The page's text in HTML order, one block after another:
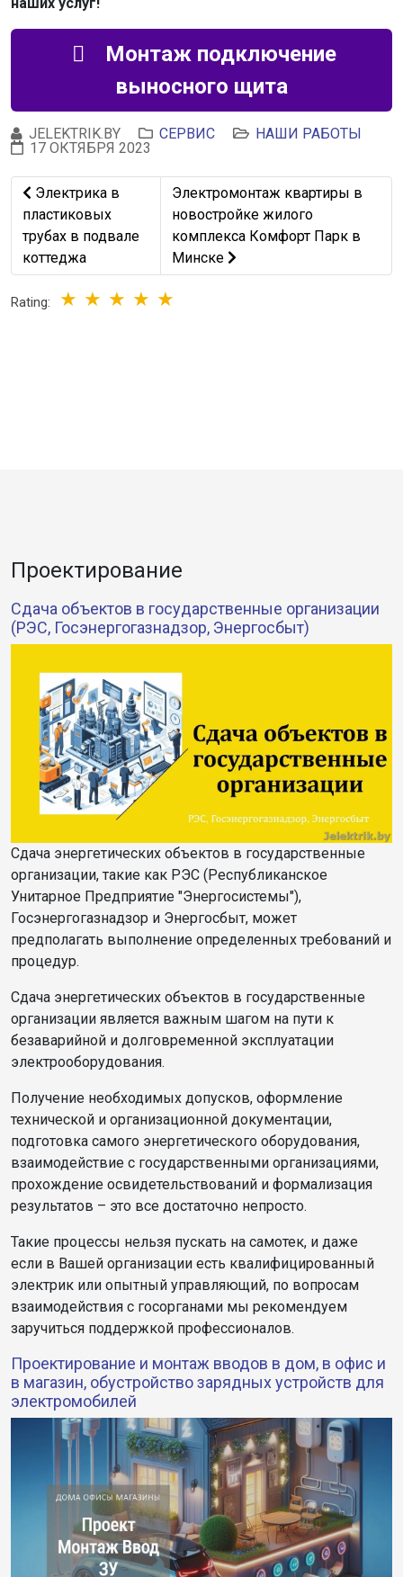
Монтаж подключение
выносного щита
JELEKTRIK.BY СЕРВИС
НАШИ РАБОТЫ
17 ОКТЯБРЯ 2023
Предыдущий: Электрика в пластиковых трубах в
Электрика в
пластиковых
трубах в подвале
коттеджа
Следующий: Электромонтаж
Электромонтаж квартиры в
новостройке жилого
комплекса Комфорт Парк в
Минске
Rating:
Проектирование
Сдача объектов в государственные организации
(РЭС, Госэнергогазнадзор, Энергосбыт)
Сдача энергетических объектов в государственные
организации, такие как РЭС (Республиканское
Унитарное Предприятие "Энергосистемы"),
Госэнергогазнадзор и Энергосбыт, может
предполагать выполнение определенных требований и
процедур.
Сдача энергетических объектов в государственные
организации является важным шагом на пути к
безаварийной и долговременной эксплуатации
электрооборудования.
Получение необходимых допусков, оформление
технической и организационной документации,
подготовка самого энергетического оборудования,
взаимодействие с государственными организациями,
прохождение освидетельствований и формализация
результатов – это все достаточно непросто.
Такие процессы нельзя пускать на самотек, и даже
если в Вашей организации есть квалифицированный
электрик или опытный управляющий, по вопросам
взаимодействия с госорганами мы рекомендуем
заручиться поддержкой профессионалов.
Проектирование и монтаж вводов в дом, в офис и
в магазин, обустройство зарядных устройств для
электромобилей